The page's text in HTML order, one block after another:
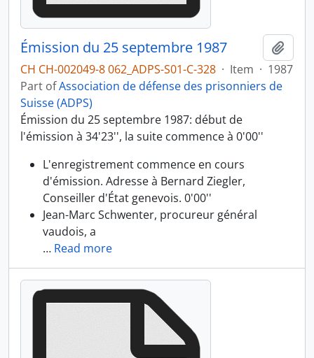
Émission du 25 septembre 1987
CH CH-002049-8 062_ADPS-S01-C-328 · Item · 1987
Part ofAssociation de défense des prisonniers de
Suisse (ADPS)
Émission du 25 septembre 1987: début de
l'émission à 34'23'', la suite commence à 0'00''
L'enregistrement commence en cours
d'émission. Adresse à Bernard Ziegler,
Conseiller d'État genevois. 0'00''
Jean-Marc Schwenter, procureur général
vaudois, a
… Read more